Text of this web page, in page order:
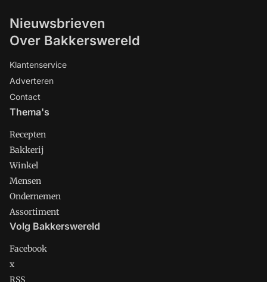
Nieuwsbrieven
Over Bakkerswereld
Klantenservice
Adverteren
Contact
Thema's
Recepten
Bakkerij
Winkel
Mensen
Ondernemen
Assortiment
Volg Bakkerswereld
Facebook
x
RSS